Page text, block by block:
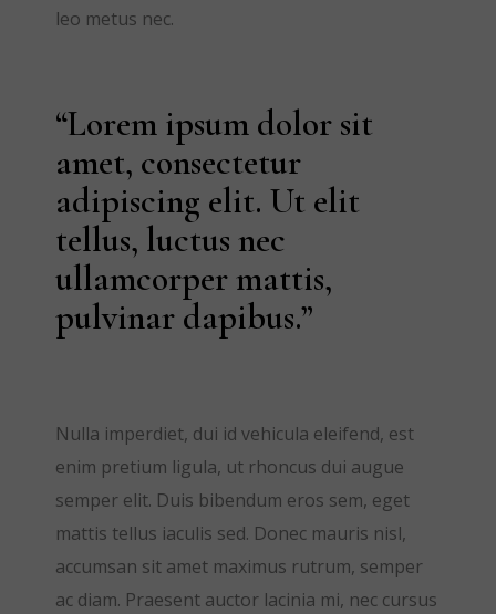
leo metus nec.
“Lorem ipsum dolor sit
amet, consectetur
adipiscing elit. Ut elit
tellus, luctus nec
ullamcorper mattis,
pulvinar dapibus.”
Nulla imperdiet, dui id vehicula eleifend, est
enim pretium ligula, ut rhoncus dui augue
semper elit. Duis bibendum eros sem, eget
mattis tellus iaculis sed. Donec mauris nisl,
accumsan sit amet maximus rutrum, semper
ac diam. Praesent auctor lacinia mi, nec cursus